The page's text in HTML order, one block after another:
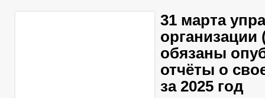
31 марта
организации
обязаны
отчёты о
за 2025 год